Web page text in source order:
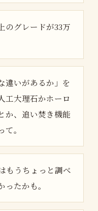
のグレードが33万
違いがあるか」を
工大理石かホーロ
か、追い焚き機能
。
もうちょっと調べ
たかも。